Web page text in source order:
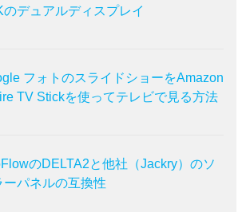
のデュアルディスプレイ
フォトのスライドショーをAmazon
TV Stickを使ってテレビで見る方法
のDELTA2と他社（Jackry）のソ
ーパネルの互換性